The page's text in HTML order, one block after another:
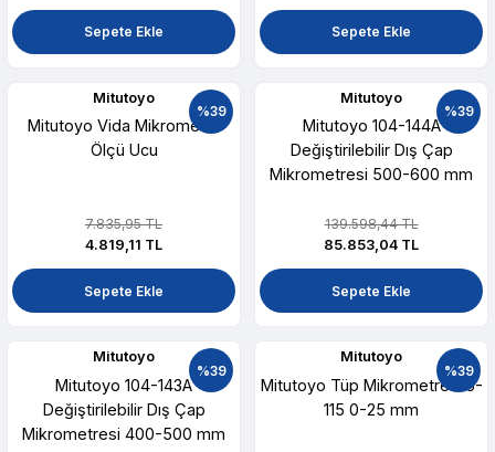
Sepete Ekle Sepete Ekle
%39
Mitutoyo
Mitutoyo Vida Mikrometre
Ölçü Ucu
7.835,95 TL
4.819,11 TL
Sepete Ekle
%39
Mitutoyo
Mitutoyo 104-144A
Değiştirilebilir Dış Çap
Mikrometresi 500-600 mm
139.598,44 TL
85.853,04 TL
Sepete Ekle
%39
Mitutoyo
Mitutoyo 104-143A
Değiştirilebilir Dış Çap
Mikrometresi 400-500 mm
%39
Mitutoyo
Mitutoyo Tüp Mikrometre 115-
115 0-25 mm